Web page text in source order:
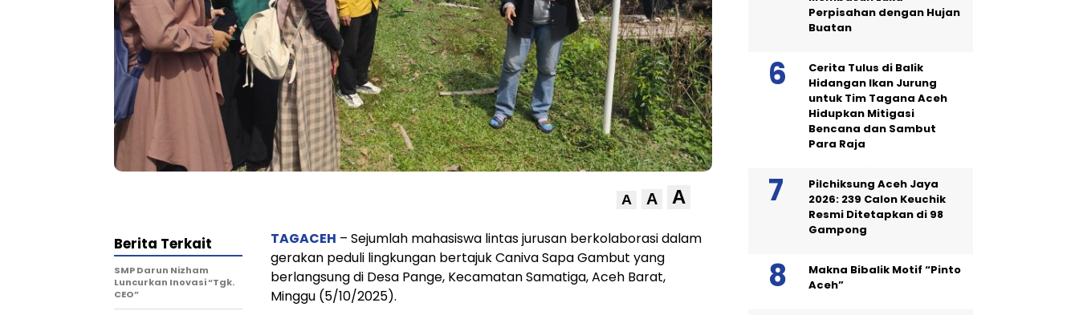
A A A
TAGACEH – Sejumlah mahasiswa lintas jurusan berkolaborasi dalam
gerakan peduli lingkungan bertajuk Caniva Sapa Gambut yang
berlangsung di Desa Pange, Kecamatan Samatiga, Aceh Barat,
Minggu (5/10/2025).
Berita Terkait
SMP Darun Nizham
Luncurkan Inovasi “Tgk.
CEO”
Perpisahan dengan Hujan
Buatan
Cerita Tulus di Balik
Hidangan Ikan Jurung
untuk Tim Tagana Aceh
Hidupkan Mitigasi
Bencana dan Sambut
Para Raja
Pilchiksung Aceh Jaya
2026: 239 Calon Keuchik
Resmi Ditetapkan di 98
Gampong
Makna Bibalik Motif “Pinto
Aceh”